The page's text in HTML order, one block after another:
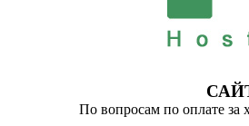
По вопросам по оплате за